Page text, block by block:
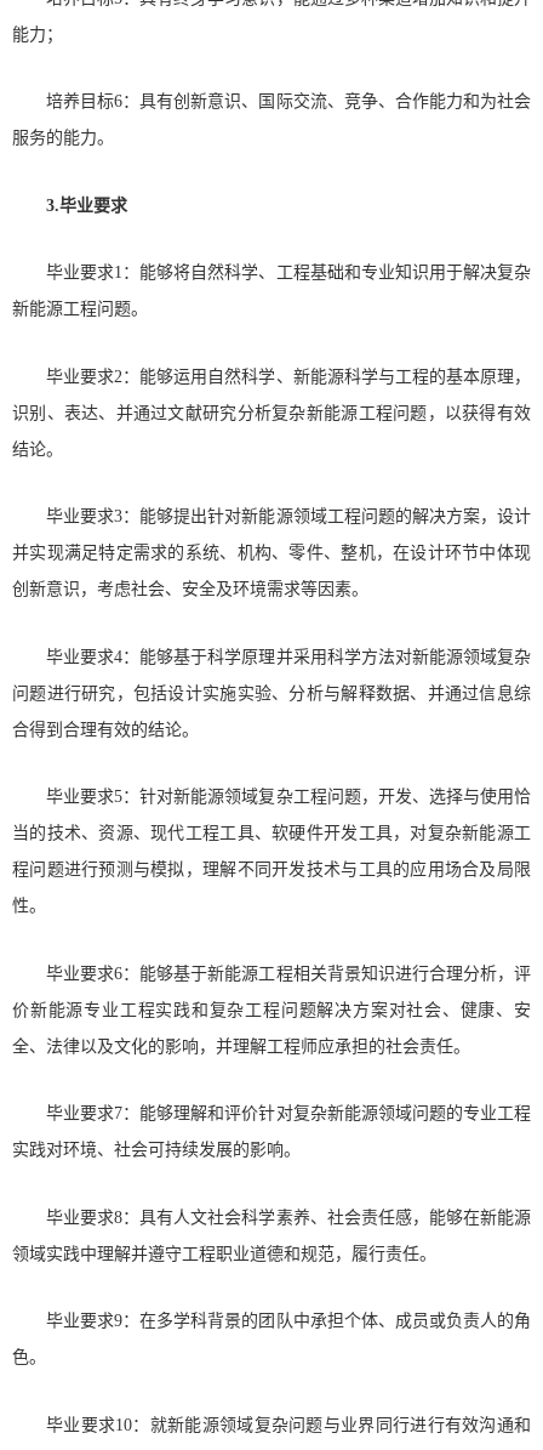
能力；
培养目标6：具有创新意识、国际交流、竞争、合作能力和为社会
服务的能力。
3.毕业要求
毕业要求1：能够将自然科学、工程基础和专业知识用于解决复杂
新能源工程问题。
毕业要求2：能够运用自然科学、新能源科学与工程的基本原理，
识别、表达、并通过文献研究分析复杂新能源工程问题，以获得有效
结论。
毕业要求3：能够提出针对新能源领域工程问题的解决方案，设计
并实现满足特定需求的系统、机构、零件、整机，在设计环节中体现
创新意识，考虑社会、安全及环境需求等因素。
毕业要求4：能够基于科学原理并采用科学方法对新能源领域复杂
问题进行研究，包括设计实施实验、分析与解释数据、并通过信息综
合得到合理有效的结论。
毕业要求5：针对新能源领域复杂工程问题，开发、选择与使用恰
当的技术、资源、现代工程工具、软硬件开发工具，对复杂新能源工
程问题进行预测与模拟，理解不同开发技术与工具的应用场合及局限
性。
毕业要求6：能够基于新能源工程相关背景知识进行合理分析，评
价新能源专业工程实践和复杂工程问题解决方案对社会、健康、安
全、法律以及文化的影响，并理解工程师应承担的社会责任。
毕业要求7：能够理解和评价针对复杂新能源领域问题的专业工程
实践对环境、社会可持续发展的影响。
毕业要求8：具有人文社会科学素养、社会责任感，能够在新能源
领域实践中理解并遵守工程职业道德和规范，履行责任。
毕业要求9：在多学科背景的团队中承担个体、成员或负责人的角
色。
毕业要求10：就新能源领域复杂问题与业界同行进行有效沟通和